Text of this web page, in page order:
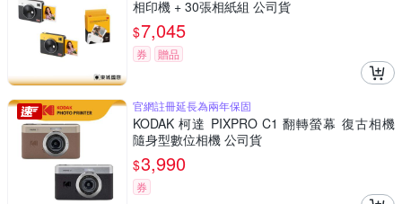
相印機 + 30張相紙組 公司貨
$7,045
券 贈品
官網註冊延長為兩年保固
KODAK 柯達 PIXPRO C1 翻轉螢幕 復古相機
隨身型數位相機 公司貨
$3,990
券